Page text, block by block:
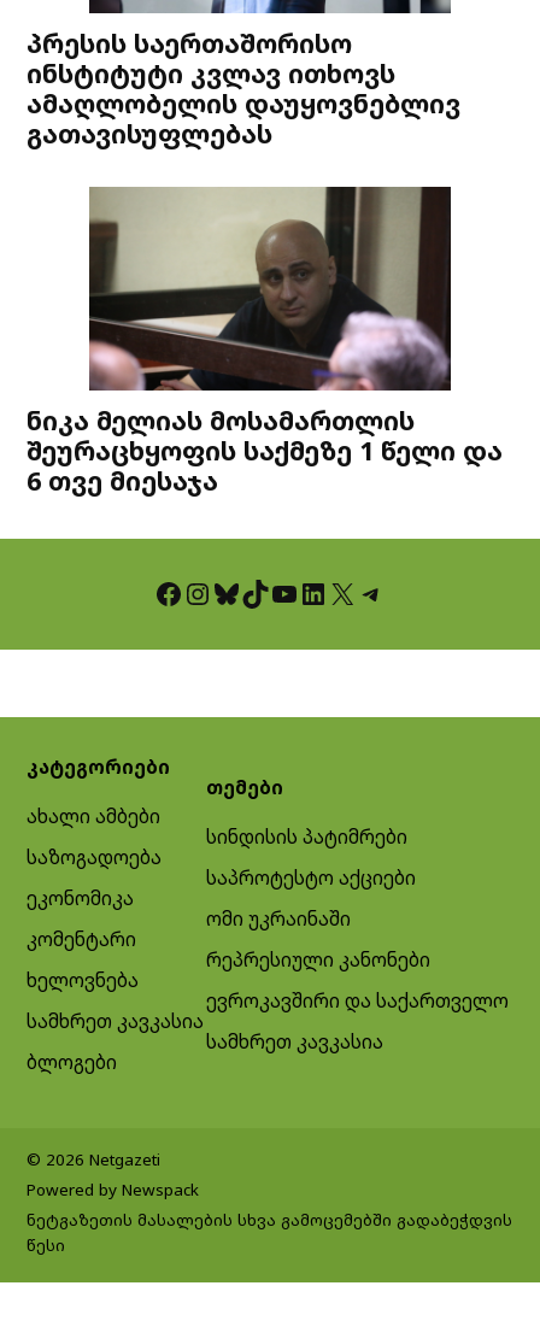
პრესის საერთაშორისო
ინსტიტუტი კვლავ ითხოვს
ამაღლობელის დაუყოვნებლივ
გათავისუფლებას
ნიკა მელიას მოსამართლის
შეურაცხყოფის საქმეზე 1 წელი და
6 თვე მიესაჯა
Facebook InstagramBluesky TikTok YouTube LinkedIn X Telegram
კატეგორიები
ახალი ამბები
საზოგადოება
ეკონომიკა
კომენტარი
ხელოვნება
სამხრეთ კავკასია
ბლოგები
თემები
სინდისის პატიმრები
საპროტესტო აქციები
ომი უკრაინაში
რეპრესიული კანონები
ევროკავშირი და საქართველო
სამხრეთ კავკასია
© 2026 Netgazeti
Powered by Newspack
ნეტგაზეთის მასალების სხვა გამოცემებში გადაბეჭდვის
წესი